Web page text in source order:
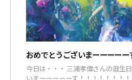
おめでとうございまーーーーー
今日は・・・ 三浦孝偉さんの誕生日です。 おめでとうござ